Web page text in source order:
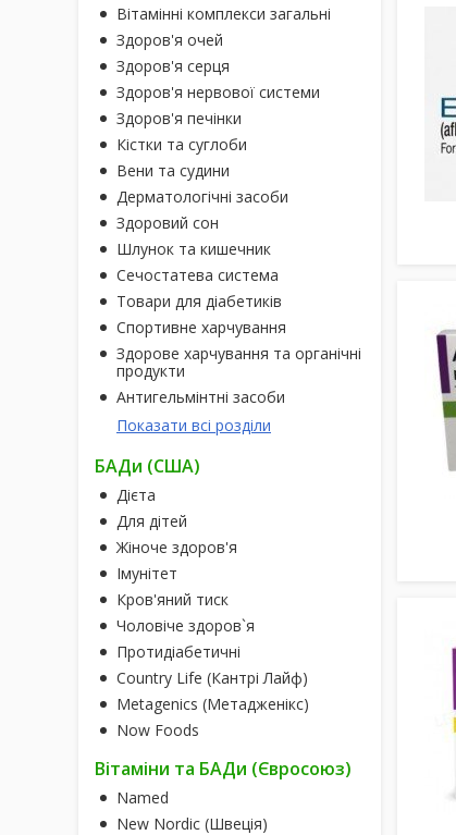
Вітамінні комплекси загальні
Здоров'я очей
Здоров'я серця
Здоров'я нервової системи
Здоров'я печінки
Кістки та суглоби
Вени та судини
Дерматологічні засоби
Здоровий сон
Шлунок та кишечник
Сечостатева система
Товари для діабетиків
Спортивне харчування
Здорове харчування та органічні
продукти
Антигельмінтні засоби
Показати всі розділи
БАДи (США)
Дієта
Для дітей
Жіноче здоров'я
Імунітет
Кров'яний тиск
Чоловіче здоров`я
Протидіабетичні
Country Life (Кантрі Лайф)
Metagenics (Метадженікс)
Now Foods
Вітаміни та БАДи (Євросоюз)
Named
New Nordic (Швеція)